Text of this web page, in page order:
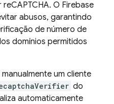
O Firebase
abusos, garantindo
de número de
domínios permitidos
um cliente
do
automaticamente